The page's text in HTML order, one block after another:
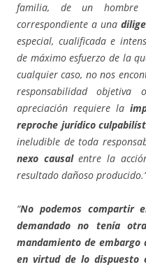
familia, de un
correspondiente a una
especial, cualificada e
de máximo esfuerzo de la
cualquier caso, no nos
responsabilidad
apreciación requiere la
reproche jurídico
ineludible de toda
nexo causalentre la
resultado dañoso
“No podemos compartir
demandado no tenía
mandamiento de
en virtud de lo dispuesto